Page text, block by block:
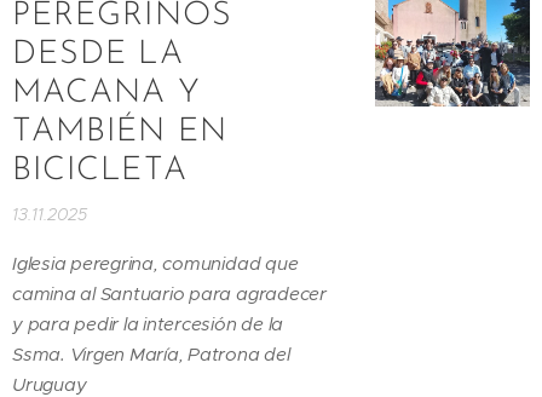
PEREGRINOS
DESDE LA
MACANA Y
TAMBIÉN EN
BICICLETA
13.11.2025
Iglesia peregrina, comunidad que
camina al Santuario para agradecer
y para pedir la intercesión de la
Ssma. Virgen María, Patrona del
Uruguay